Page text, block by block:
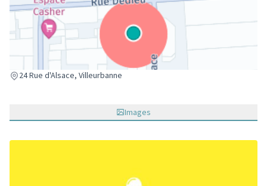
24 Rue d'Alsace, Villeurbanne
(Lien externe)
Images